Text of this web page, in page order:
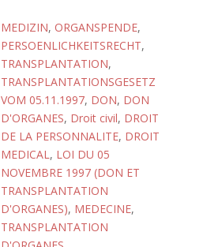
MEDIZIN, ORGANSPENDE,
PERSOENLICHKEITSRECHT,
TRANSPLANTATION,
TRANSPLANTATIONSGESETZ
VOM 05.11.1997, DON, DON
D'ORGANES, Droit civil, DROIT
DE LA PERSONNALITE, DROIT
MEDICAL, LOI DU 05
NOVEMBRE 1997 (DON ET
TRANSPLANTATION
D'ORGANES), MEDECINE,
TRANSPLANTATION